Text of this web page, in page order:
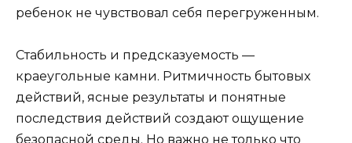
ребенок не чувствовал себя перегруженным.
Стабильность и предсказуемость —
краеугольные камни. Ритмичность бытовых
действий, ясные результаты и понятные
последствия действий создают ощущение
безопасной среды. Но важно не только что